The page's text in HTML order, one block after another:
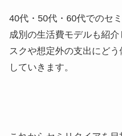
40代・50代・60代でのセ
成別の生活費モデルも紹
スクや想定外の支出にど
していきます。